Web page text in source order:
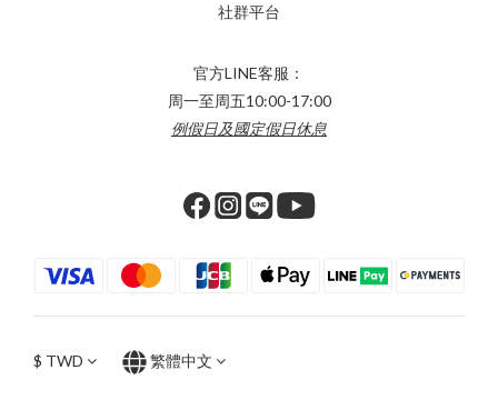
社群平台
官方LINE客服：
周一至周五10:00-17:00
例假日及國定假日休息
$ TWD 繁體中文